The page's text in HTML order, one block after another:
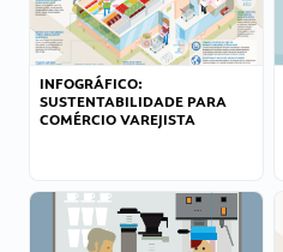
INFOGRÁFICO:
SUSTENTABILIDADE PARA
COMÉRCIO VAREJISTA